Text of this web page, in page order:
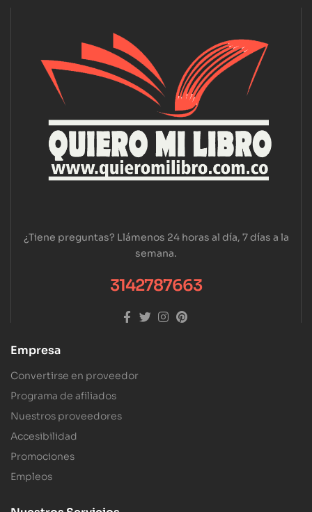
¿Tiene preguntas? Llámenos 24 horas al día, 7 días a la
semana.
3142787663
Empresa
Convertirse en proveedor
Programa de afiliados
Nuestros proveedores
Accesibilidad
Promociones
Empleos